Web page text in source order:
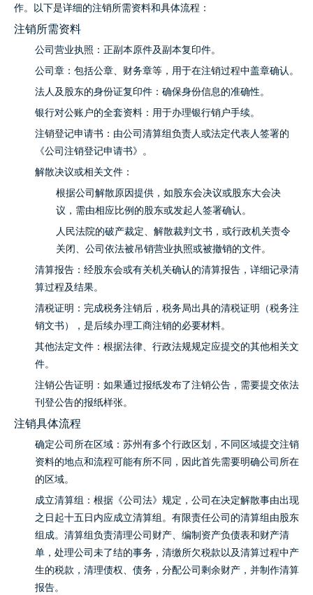
作。以下是详细的注销所需资料和具体流程：
注销所需资料
公司营业执照：正副本原件及副本复印件。
公司章：包括公章、财务章等，用于在注销过程中盖章确认。
法人及股东的身份证复印件：确保身份信息的准确性。
银行对公账户的全套资料：用于办理银行销户手续。
注销登记申请书：由公司清算组负责人或法定代表人签署的
《公司注销登记申请书》。
解散决议或相关文件：
根据公司解散原因提供，如股东会决议或股东大会决
议，需由相应比例的股东或发起人签署确认。
人民法院的破产裁定、解散裁判文书，或行政机关责令
关闭、公司依法被吊销营业执照或被撤销的文件。
清算报告：经股东会或有关机关确认的清算报告，详细记录清
算过程及结果。
清税证明：完成税务注销后，税务局出具的清税证明（税务注
销文书），是后续办理工商注销的必要材料。
其他法定文件：根据法律、行政法规规定应提交的其他相关文
件。
注销公告证明：如果通过报纸发布了注销公告，需要提交依法
刊登公告的报纸样张。
注销具体流程
确定公司所在区域：苏州有多个行政区划，不同区域提交注销
资料的地点和流程可能有所不同，因此首先需要明确公司所在
的区域。
成立清算组：根据《公司法》规定，公司在决定解散事由出现
之日起十五日内应成立清算组。有限责任公司的清算组由股东
组成。清算组负责清理公司财产、编制资产负债表和财产清
单，处理公司未了结的事务，清缴所欠税款以及清算过程中产
生的税款，清理债权、债务，分配公司剩余财产，并制作清算
报告。